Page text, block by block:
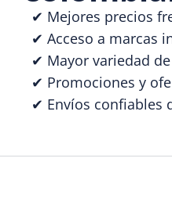
✔ Mejores precios
✔ Acceso a marcas
✔ Mayor variedad
✔ Promociones y
✔ Envíos confiables